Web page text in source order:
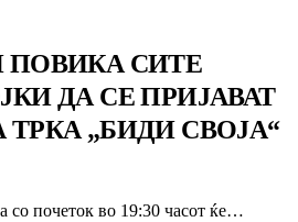
ПОВИКА СИТЕ
ДА СЕ ПРИЈАВАТ
„БИДИ СВОЈА“
со почеток во 19:30 часот ќе…